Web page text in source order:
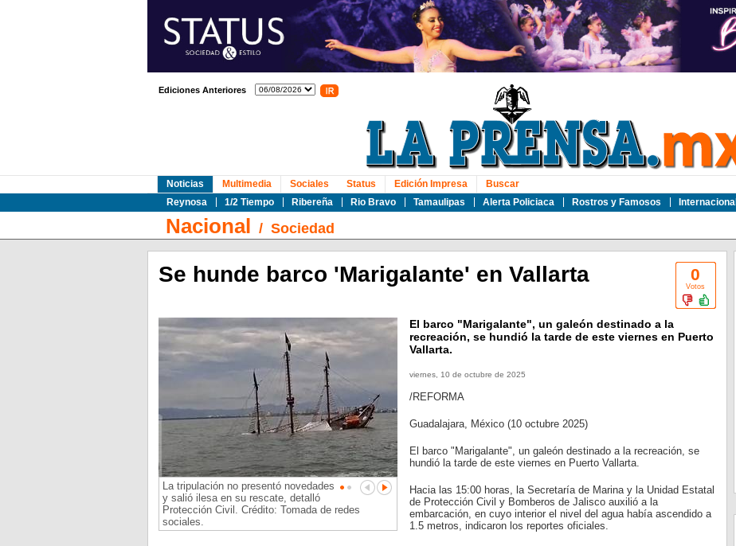
Ediciones Anteriores
Noticias
Reynosa
1/2 Tiempo Ribereña Rio Bravo Tamaulipas Alerta Policiaca Rostros y Famosos Internacional
Multimedia Sociales Status Edición Impresa Buscar
Nacional / Sociedad
0
Votos
Se hunde barco 'Marigalante' en Vallarta
La tripulación no presentó novedades
y salió ilesa en su rescate, detalló
Protección Civil. Crédito: Tomada de redes
sociales.
El barco "Marigalante", un galeón destinado a la
recreación, se hundió la tarde de este viernes en Puerto
Vallarta.
viernes, 10 de octubre de 2025
/REFORMA
Guadalajara, México (10 octubre 2025)
El barco "Marigalante", un galeón destinado a la recreación, se
hundió la tarde de este viernes en Puerto Vallarta.
Hacia las 15:00 horas, la Secretaría de Marina y la Unidad Estatal
de Protección Civil y Bomberos de Jalisco auxilió a la
embarcación, en cuyo interior el nivel del agua había ascendido a
1.5 metros, indicaron los reportes oficiales.